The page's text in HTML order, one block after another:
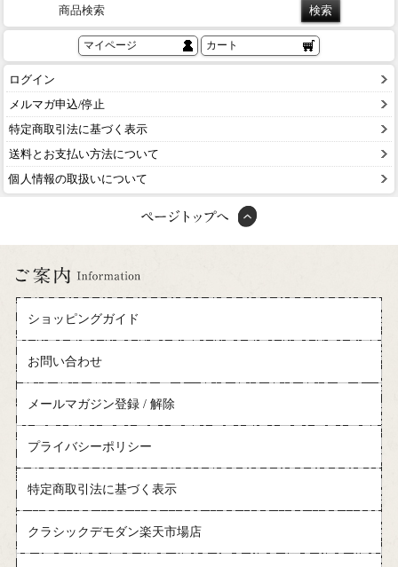
商品検索
マイページ カート
ログイン
メルマガ申込/停止
特定商取引法に基づく表示
送料とお支払い方法について
個人情報の取扱いについて
ショッピングガイド
お問い合わせ
メールマガジン登録 / 解除
プライバシーポリシー
特定商取引法に基づく表示
クラシックデモダン楽天市場店